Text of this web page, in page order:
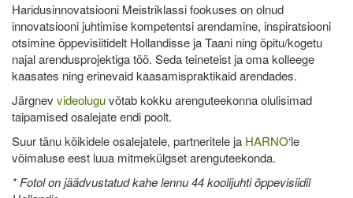
Haridusinnovatsiooni Meistriklassi fookuses on olnud
innovatsiooni juhtimise kompetentsi arendamine, inspiratsiooni
otsimine õppevisiitidelt Hollandisse ja Taani ning õpitu/kogetu
najal arendusprojektiga töö. Seda teineteist ja oma kolleege
kaasates ning erinevaid kaasamispraktikaid arendades.
Järgnev videoluguvõtab kokku arenguteekonna olulisimad
taipamised osalejate endi poolt.
Suur tänu kõikidele osalejatele, partneritele ja HARNO‘le
võimaluse eest luua mitmekülgset arenguteekonda.
* Fotol on jäädvustatud kahe lennu 44 koolijuhti õppevisiidil